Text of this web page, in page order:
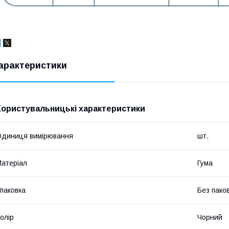
характеристики
вимірювання шт.
Гума
Без
Чорний